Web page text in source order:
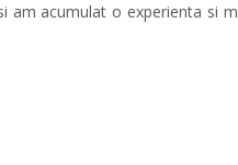
acumulat o experienta si